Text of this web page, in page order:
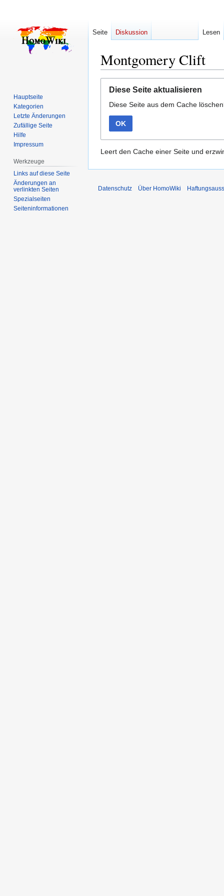
Montgomery Clift
Navigation
springen
Suche
springen
Diese Seite aktualisieren
Diese Seite aus dem Cache
OK
Leert den Cache einer Seite und
Seite Diskussion Lesen
Hauptseite
Kategorien
Letzte Änderungen
Zufällige Seite
Hilfe
Impressum
Werkzeuge
Links auf diese Seite
Änderungen an
verlinkten Seiten
Spezialseiten
Seiten­­informationen
Datenschutz Über HomoWiki